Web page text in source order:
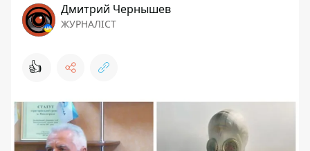
Дмитрий Чернышев
ЖУРНАЛІСТ
👍